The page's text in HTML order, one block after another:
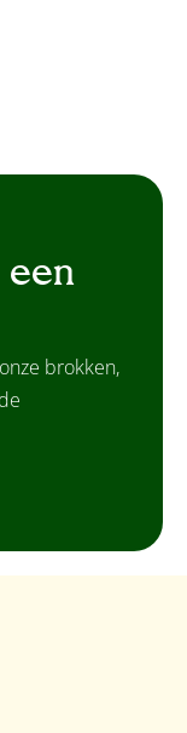
brokken,